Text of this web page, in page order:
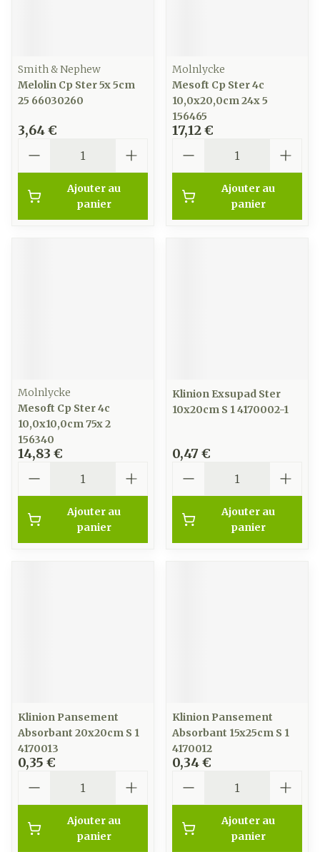
Smith & Nephew
Melolin Cp Ster 5x 5cm
25 66030260
3,64 €
Ajouter au
panier
Molnlycke
Mesoft Cp Ster 4c
10,0x20,0cm 24x 5
156465
17,12 €
Ajouter au
panier
Molnlycke
Mesoft Cp Ster 4c
10,0x10,0cm 75x 2
156340
14,83 €
Ajouter au
panier
Klinion Exsupad Ster
10x20cm S 1 4170002-1
0,47 €
Ajouter au
panier
Klinion Pansement
Absorbant 20x20cm S 1
4170013
0,35 €
Ajouter au
panier
Klinion Pansement
Absorbant 15x25cm S 1
4170012
0,34 €
Ajouter au
panier